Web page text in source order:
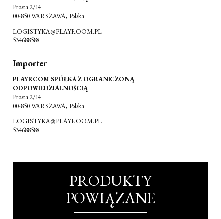
Prosta 2/14
00-850 WARSZAWA, Polska
LOGISTYKA@PLAYROOM.PL
534688588
Importer
PLAYROOM SPÓŁKA Z OGRANICZONĄ
ODPOWIEDZIALNOŚCIĄ
Prosta 2/14
00-850 WARSZAWA, Polska
LOGISTYKA@PLAYROOM.PL
534688588
PRODUKTY
POWIĄZANE